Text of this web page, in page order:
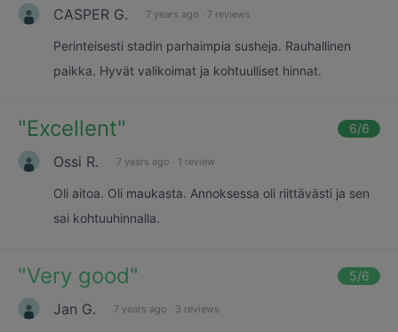
CASPER G. 7 years ago · 7 reviews
Perinteisesti stadin parhaimpia susheja. Rauhallinen
paikka. Hyvät valikoimat ja kohtuulliset hinnat.
"Excellent" 6/6
Ossi R. 7 years ago · 1 review
Oli aitoa. Oli maukasta. Annoksessa oli riittävästi ja sen
sai kohtuuhinnalla.
"Very good" 5/6
Jan G. 7 years ago · 3 reviews